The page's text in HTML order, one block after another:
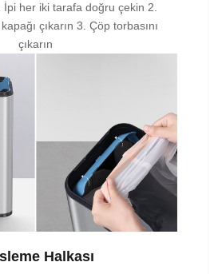
İpi her iki tarafa doğru çekin 2.
çıkarın 3. Çöp torbasını
çıkarın
Halkası